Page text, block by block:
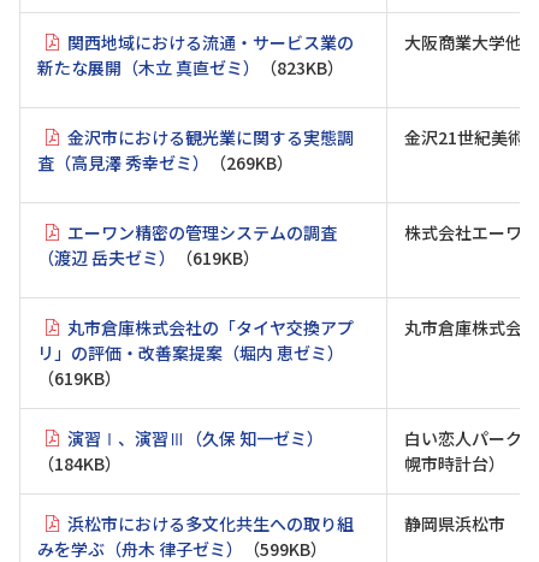
関西地域における流通・サービス業の
新たな展開（木立 真直ゼミ）
（823KB）
大阪商業大学他
金沢市における観光業に関する実態調
査（高見澤 秀幸ゼミ）
（269KB）
金沢21世紀美術
エーワン精密の管理システムの調査
（渡辺 岳夫ゼミ）
（619KB）
株式会社エーワ
丸市倉庫株式会社の「タイヤ交換アプ
リ」の評価・改善案提案（堀内 恵ゼミ）
（619KB）
丸市倉庫株式会社
演習Ⅰ、演習Ⅲ（久保 知一ゼミ）
（184KB）
白い恋人パーク
幌市時計台）
浜松市における多文化共生への取り組
みを学ぶ（舟木 律子ゼミ）
（599KB）
静岡県浜松市